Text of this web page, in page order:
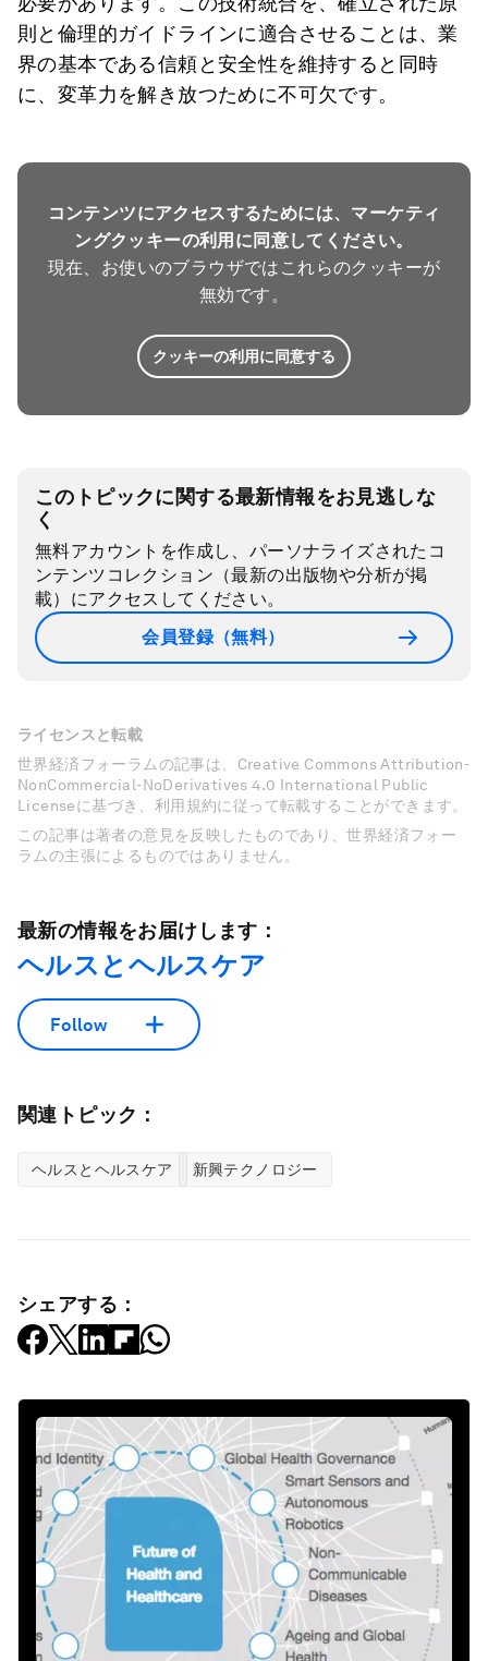
則と倫理的ガイドラインに適合させることは、業
界の基本である信頼と安全性を維持すると同時
に、変革力を解き放つために不可欠です。
コンテンツにアクセスするためには、マーケティ
ングクッキーの利用に同意してください。
現在、お使いのブラウザではこれらのクッキーが
無効です。
クッキーの利用に同意する
このトピックに関する最新情報をお見逃しな
く
無料アカウントを作成し、パーソナライズされたコ
ンテンツコレクション（最新の出版物や分析が掲
載）にアクセスしてください。
会員登録（無料）
ライセンスと転載
世界経済フォーラムの記事は、Creative Commons Attribution-
NonCommercial-NoDerivatives 4.0 International Public
Licenseに基づき、利用規約に従って転載することができます。
この記事は著者の意見を反映したものであり、世界経済フォー
ラムの主張によるものではありません。
最新の情報をお届けします：
ヘルスとヘルスケア
Follow
関連トピック：
ヘルスとヘルスケア 新興テクノロジー
シェアする：